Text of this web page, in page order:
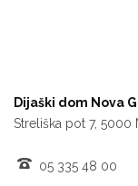
Dijaški dom Nova
Streliška pot 7, 5000
05 335 48 00